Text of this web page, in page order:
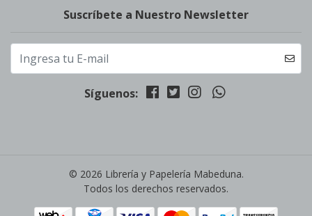
Suscríbete a Nuestro Newsletter
Síguenos:
© 2026 Librería y Papelería Mabeduna.
Todos los derechos reservados.